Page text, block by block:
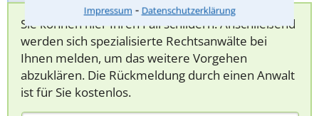
Impressum ⁃ Datenschutzerklärung
Sie können hier Ihren Fall schildern. Anschließend
werden sich spezialisierte Rechtsanwälte bei
Ihnen melden, um das weitere Vorgehen
abzuklären. Die Rückmeldung durch einen Anwalt
ist für Sie kostenlos.